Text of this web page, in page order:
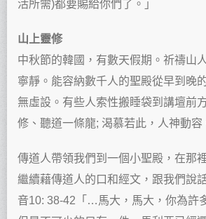
活所需)都要賜給你們了。」
山上靈修
中秋節的韓國，有數天假期。祈禱山
寧靜。能容納數千人的聖殿從早到晚
無虛設。有些人索性搬睡袋到講壇前
修、聽道一條龍; 渴慕若此，人神動容
傳道人帶領我們到一個小聖殿，在那
繼續藉傳道人的口和經文，跟我們說
音10: 38-42「…馬大，馬大，你為許